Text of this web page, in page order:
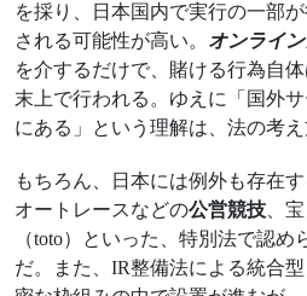
を採り、日本国内で実行の一部
される可能性が高い。 オンライ
を介するだけで、賭ける行為自
末上で行われる。ゆえに「国外
にある」という理解は、法の考え
もちろん、日本には例外も存在
オートレースなどの公営競技 、
（toto）といった、特別法で認
だ。また、IR整備法による統合